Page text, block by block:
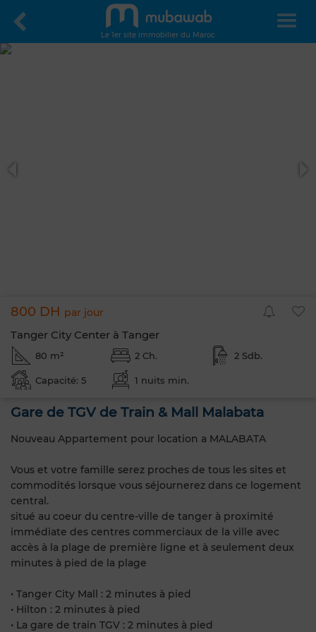
Le 1er site immobilier du Maroc
800 DH par jour
Tanger City Center à Tanger
80 m² 2 Ch. 2 Sdb.
Capacité: 5 1 nuits min.
Gare de TGV de Train & Mall Malabata
Nouveau Appartement pour location a MALABATA
Vous et votre famille serez proches de tous les sites et
commodités lorsque vous séjournerez dans ce logement
central.
situé au coeur du centre-ville de tanger à proximité
immédiate des centres commerciaux de la ville avec
accès à la plage de première ligne et à seulement deux
minutes à pied de la plage
• Tanger City Mall : 2 minutes à pied
• Hilton : 2 minutes à pied
• La gare de train TGV : 2 minutes à pied